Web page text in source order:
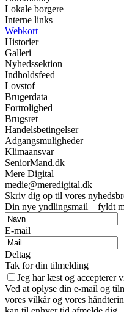
Lokale borgere
Interne links
Webkort
Historier
Galleri
Nyhedssektion
Indholdsfeed
Lovstof
Brugerdata
Fortrolighed
Brugsret
Handelsbetingelser
Adgangsmuligheder
Klimaansvar
SeniorMand.dk
Mere Digital
medie@meredigital.dk
Skriv dig op til vores
Din nye yndlingsmail – fyldt
E-mail
Deltag
Tak for din tilmelding
Jeg har læst og accepterer
Ved at oplyse din e-mail og
vores vilkår og vores